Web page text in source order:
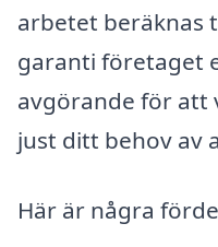
arbetet beräknas
garanti företaget
avgörande för
just ditt behov av
Här är några